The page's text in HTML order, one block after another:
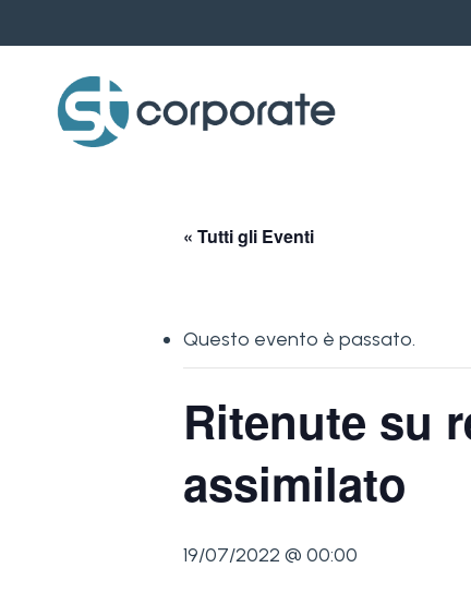
to
content
« Tutti gli Eventi
Questo evento è passato.
Ritenute su
assimilato
19/07/2022 @ 00:00